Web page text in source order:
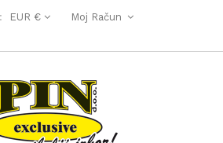
EUR € Moj Račun